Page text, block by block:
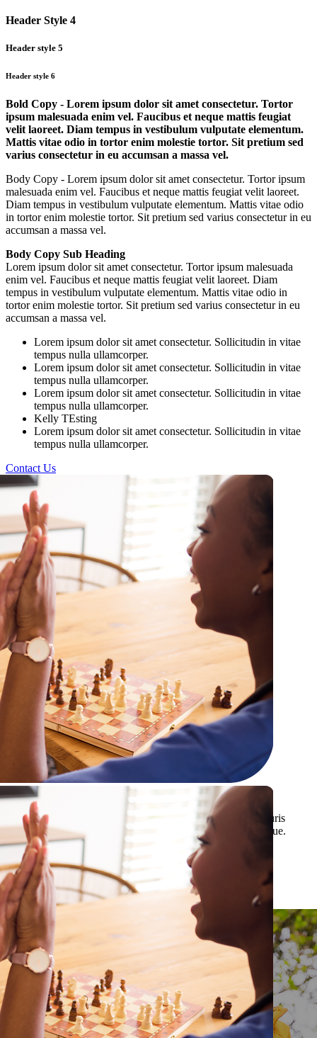
Header Style 4
Header style 5
Header style 6
Bold Copy - Lorem ipsum dolor sit amet consectetur. Tortor
ipsum malesuada enim vel. Faucibus et neque mattis feugiat
velit laoreet. Diam tempus in vestibulum vulputate elementum.
Mattis vitae odio in tortor enim molestie tortor. Sit pretium sed
varius consectetur in eu accumsan a massa vel.
Body Copy - Lorem ipsum dolor sit amet consectetur. Tortor ipsum
malesuada enim vel. Faucibus et neque mattis feugiat velit laoreet.
Diam tempus in vestibulum vulputate elementum. Mattis vitae odio
in tortor enim molestie tortor. Sit pretium sed varius consectetur in eu
accumsan a massa vel.
Body Copy Sub Heading
Lorem ipsum dolor sit amet consectetur. Tortor ipsum malesuada
enim vel. Faucibus et neque mattis feugiat velit laoreet. Diam
tempus in vestibulum vulputate elementum. Mattis vitae odio in
tortor enim molestie tortor. Sit pretium sed varius consectetur in eu
accumsan a massa vel.
Lorem ipsum dolor sit amet consectetur. Sollicitudin in vitae
tempus nulla ullamcorper.
Lorem ipsum dolor sit amet consectetur. Sollicitudin in vitae
tempus nulla ullamcorper.
Lorem ipsum dolor sit amet consectetur. Sollicitudin in vitae
tempus nulla ullamcorper.
Kelly TEsting
Lorem ipsum dolor sit amet consectetur. Sollicitudin in vitae
tempus nulla ullamcorper.
Contact Us
Lorem ipsum dolor sit amet, consectetur adipiscing elit. Mauris
hendrerit nulla non nisi maximus, at tristique erat ornare augue.
Video Title
Intro text